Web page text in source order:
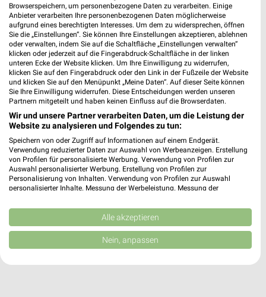
Takko Fashion Neustrelitz
Strelitzer Straße 43-44
17235 Neustrelitz
Heute 09:00 - 19:00 Uhr | Geöffnet
29,64 km
Browserspeichern, um personenbezogene Daten zu verarbeiten. Einige
Anbieter verarbeiten Ihre personenbezogenen Daten möglicherweise
aufgrund eines berechtigten Interesses. Um dem zu widersprechen, öffnen
Sie die „Einstellungen“. Sie können Ihre Einstellungen akzeptieren, ablehnen
oder verwalten, indem Sie auf die Schaltfläche „Einstellungen verwalten“
klicken oder jederzeit auf die Fingerabdruck-Schaltfläche in der linken
unteren Ecke der Website klicken. Um Ihre Einwilligung zu widerrufen,
klicken Sie auf den Fingerabdruck oder den Link in der Fußzeile der Website
und klicken Sie auf den Menüpunkt „Meine Daten“. Auf dieser Seite können
Sie Ihre Einwilligung widerrufen. Diese Entscheidungen werden unseren
Partnern mitgeteilt und haben keinen Einfluss auf die Browserdaten.
Wir und unsere Partner verarbeiten Daten, um die Leistung der
Website zu analysieren und Folgendes zu tun:
Speichern von oder Zugriff auf Informationen auf einem Endgerät.
Verwendung reduzierter Daten zur Auswahl von Werbeanzeigen. Erstellung
von Profilen für personalisierte Werbung. Verwendung von Profilen zur
Auswahl personalisierter Werbung. Erstellung von Profilen zur
Personalisierung von Inhalten. Verwendung von Profilen zur Auswahl
personalisierter Inhalte. Messung der Werbeleistung. Messung der
Kombinationen von Daten aus verschiedenen Quellen. Entwicklung und
Verbesserung der Angebote. Verwendung reduzierter Daten zur Auswahl
von Inhalten.
Daten können außerhalb der Europäischen Union weitergegeben und in die
Website/App.
Alle akzeptieren
Nein, anpassen